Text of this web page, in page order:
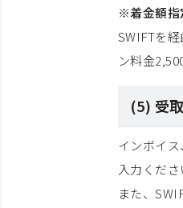
※着金額指
SWIFTを
ン料金
(5) 受
インボイ
入力くださ
また、